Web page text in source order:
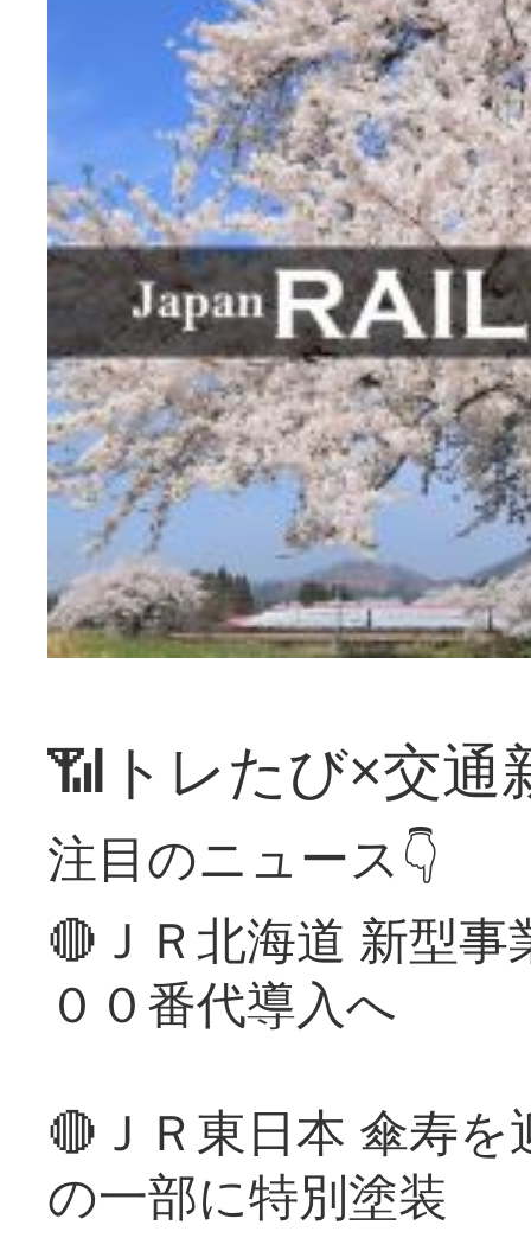
📶トレたび×交通
注目のニュース👇
🔴ＪＲ北海道 新型
００番代導入へ
🔴ＪＲ東日本 傘寿
の一部に特別塗装